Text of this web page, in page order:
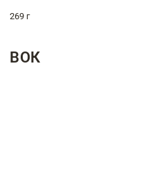
269 г
ВОК